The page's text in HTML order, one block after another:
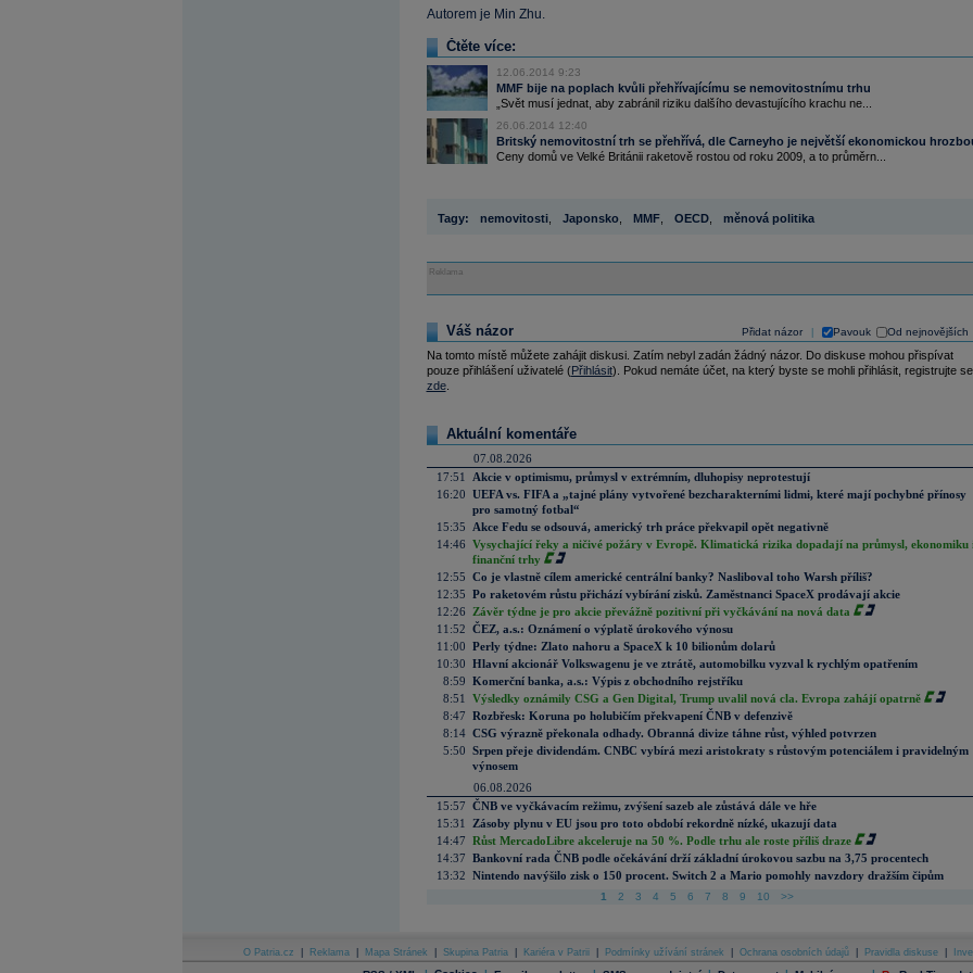
Autorem je Min Zhu.
Čtěte více:
12.06.2014 9:23
MMF bije na poplach kvůli přehřívajícímu se nemovitostnímu trhu
„Svět musí jednat, aby zabránil riziku dalšího devastujícího krachu ne...
26.06.2014 12:40
Britský nemovitostní trh se přehřívá, dle Carneyho je největší ekonomickou
Ceny domů ve Velké Británii raketově rostou od roku 2009, a to průměrn...
Tagy: nemovitosti, Japonsko, MMF, OECD, měnová politika
Reklama
Přidat názor Pavouk Od nejnovějších
Váš názor
Na tomto místě můžete zahájit diskusi. Zatím nebyl zadán žádný názor. Do diskuse mohou přispívat
pouze přihlášení uživatelé (Přihlásit). Pokud nemáte účet, na který byste se mohli přihlásit, registrujte se
zde.
Aktuální komentáře
07.08.2026
17:51
Akcie v optimismu, průmysl v extrémním, dluhopisy neprotestují
16:20 UEFA vs. FIFA a „tajné plány vytvořené bezcharakterními lidmi, které mají pochybné přínosy
pro samotný fotbal“
15:35
Akce Fedu se odsouvá, americký trh práce překvapil opět negativně
14:46 Vysychající řeky a ničivé požáry v Evropě. Klimatická rizika dopadají na průmysl, ekonomiku
finanční trhy
12:55 Co je vlastně cílem americké centrální banky? Nasliboval toho Warsh příliš?
12:35 Po raketovém růstu přichází vybírání zisků. Zaměstnanci SpaceX prodávají akcie
12:26
Závěr týdne je pro akcie převážně pozitivní při vyčkávání na nová data
11:52 ČEZ, a.s.: Oznámení o výplatě úrokového výnosu
11:00 Perly týdne: Zlato nahoru a SpaceX k 10 bilionům dolarů
10:30 Hlavní akcionář Volkswagenu je ve ztrátě, automobilku vyzval k rychlým opatřením
8:59 Komerční banka, a.s.: Výpis z obchodního rejstříku
8:51
Výsledky oznámily CSG a Gen Digital, Trump uvalil nová cla. Evropa zahájí opatrně
8:47 Rozbřesk: Koruna po holubičím překvapení ČNB v defenzivě
8:14 CSG výrazně překonala odhady. Obranná divize táhne růst, výhled potvrzen
5:50 Srpen přeje dividendám. CNBC vybírá mezi aristokraty s růstovým potenciálem i pravidelným
výnosem
06.08.2026
15:57 ČNB ve vyčkávacím režimu, zvýšení sazeb ale zůstává dále ve hře
15:31
Zásoby plynu v EU jsou pro toto období rekordně nízké, ukazují data
14:47 Růst MercadoLibre akceleruje na 50 %. Podle trhu ale roste příliš draze
14:37 Bankovní rada ČNB podle očekávání drží základní úrokovou sazbu na 3,75 procentech
13:32 Nintendo navýšilo zisk o 150 procent. Switch 2 a Mario pomohly navzdory dražším čipům
1 2 3 4 5 6 7 8 9 10 >>
O Patria.cz Reklama Mapa Stránek Skupina Patria Kariéra v Patrii Podmínky užívání stránek Ochrana osobních údajů Pravidla diskuse